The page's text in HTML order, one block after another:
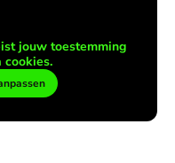
jouw toestemming
cookies.